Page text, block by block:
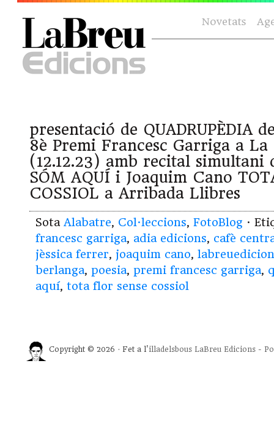
Novetats
presentació de QUADRUPÈDIA
8è Premi Francesc Garriga a
(12.12.23) amb recital simultani
SÓM AQUÍ i Joaquim Cano
COSSIOL a Arribada Llibres
Sota Alabatre, Col·leccions, FotoBlog ·
francesc garriga, adia edicions, cafè
jèssica ferrer, joaquim cano,
berlanga, poesia, premi francesc garriga,
aquí, tota flor sense cossiol
Copyright © 2026 · Fet a l'illadelsbous LaBreu Edicions -